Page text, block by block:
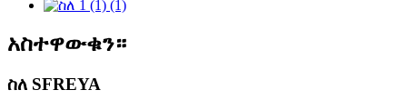
አስተዋውቁን።
ስለ SFREYA